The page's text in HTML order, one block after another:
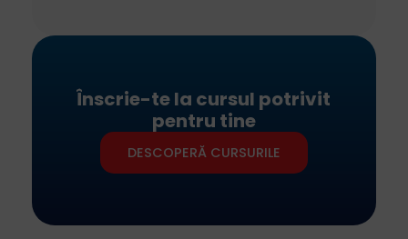
Înscrie-te la cursul potrivit
pentru tine
DESCOPERĂ CURSURILE